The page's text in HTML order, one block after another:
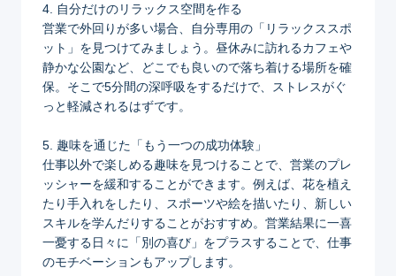
4. 自分だけのリラックス空間を作る
営業で外回りが多い場合、自分専用の「リラックススポ
ット」を見つけてみましょう。昼休みに訪れるカフェや
静かな公園など、どこでも良いので落ち着ける場所を確
保。そこで5分間の深呼吸をするだけで、ストレスがぐ
っと軽減されるはずです。
5. 趣味を通じた「もう一つの成功体験」
仕事以外で楽しめる趣味を見つけることで、営業のプレ
ッシャーを緩和することができます。例えば、花を植え
たり手入れをしたり、スポーツや絵を描いたり、新しい
スキルを学んだりすることがおすすめ。営業結果に一喜
一憂する日々に「別の喜び」をプラスすることで、仕事
のモチベーションもアップします。